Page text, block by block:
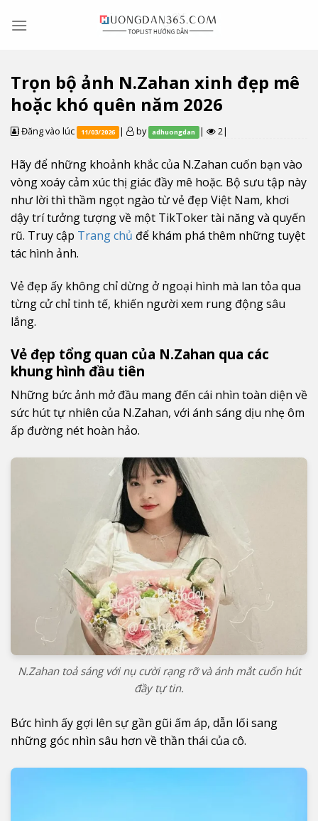
Trọn bộ ảnh N.Zahan xinh đẹp mê
hoặc khó quên năm 2026
Đăng vào lúc 11/03/2026 | by adhuongdan | 2|
Hãy để những khoảnh khắc của N.Zahan cuốn bạn vào
vòng xoáy cảm xúc thị giác đầy mê hoặc. Bộ sưu tập này
như lời thì thầm ngọt ngào từ vẻ đẹp Việt Nam, khơi
dậy trí tưởng tượng về một TikToker tài năng và quyến
rũ. Truy cập Trang chủ để khám phá thêm những tuyệt
tác hình ảnh.
Vẻ đẹp ấy không chỉ dừng ở ngoại hình mà lan tỏa qua
từng cử chỉ tinh tế, khiến người xem rung động sâu
lắng.
Vẻ đẹp tổng quan của N.Zahan qua các
khung hình đầu tiên
Những bức ảnh mở đầu mang đến cái nhìn toàn diện về
sức hút tự nhiên của N.Zahan, với ánh sáng dịu nhẹ ôm
ấp đường nét hoàn hảo.
N.Zahan toả sáng với nụ cười rạng rỡ và ánh mắt cuốn hút
đầy tự tin.
Bức hình ấy gợi lên sự gần gũi ấm áp, dẫn lối sang
những góc nhìn sâu hơn về thần thái của cô.